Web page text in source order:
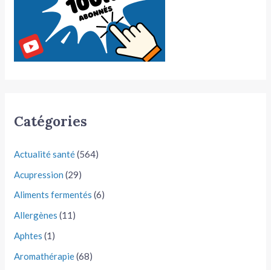
Catégories
Actualité santé(564)
Acupression (29)
Aliments fermentés (6)
Allergènes (11)
Aphtes (1)
Aromathérapie(68)